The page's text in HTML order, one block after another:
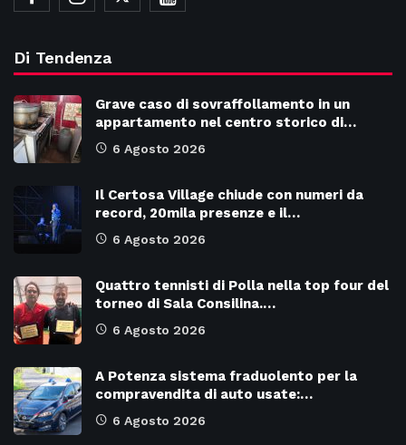
Di Tendenza
Grave caso di sovraffollamento in un
appartamento nel centro storico di…
6 Agosto 2026
Il Certosa Village chiude con numeri da
record, 20mila presenze e il…
6 Agosto 2026
Quattro tennisti di Polla nella top four del
torneo di Sala Consilina.…
6 Agosto 2026
A Potenza sistema fraduolento per la
compravendita di auto usate:…
6 Agosto 2026